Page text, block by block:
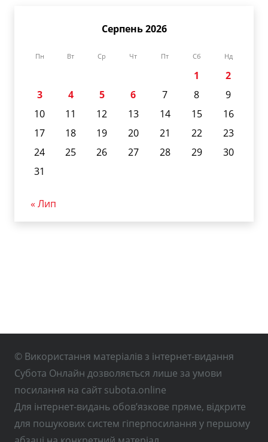
Серпень 2026
Пн Вт Ср Чт Пт Сб Нд
1
2
3
4 5 6 7 8
9
10
11 12 13 14 15
16
17
18 19 20 21 22
23
24
25 26 27 28 29
30
31
« Лип
© Використання матеріалів з інтернет-видання
Субота Онлайн дозволяється лише за умови
посилання на сайт subota.online
Для інтернет-видань обов’язкове пряме, відкрите
для пошукових систем гіперпосилання у першому